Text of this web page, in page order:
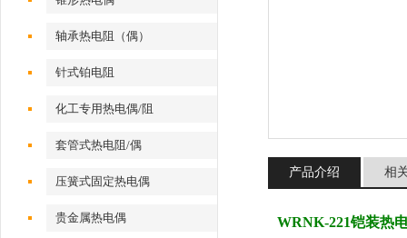
轴承热电阻（偶）
针式铂电阻
化工专用热电偶/阻
套管式热电阻/偶
压簧式固定热电偶
贵金属热电偶
产品介绍 相
WRNK-221铠装热